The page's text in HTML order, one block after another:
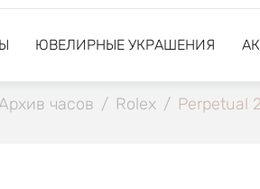
ЮВЕЛИРНЫЕ УКРАШЕНИЯ
часов / Rolex / Perpetual